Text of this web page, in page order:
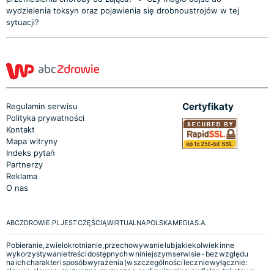
wydzielenia toksyn oraz pojawienia się drobnoustrojów w tej
sytuacji?
Regulamin serwisu
Polityka prywatności
Kontakt
Mapa witryny
Indeks pytań
Partnerzy
Reklama
O nas
Certyfikaty
ABCZDROWIE.PL JEST CZĘŚCIĄ WIRTUALNA POLSKA MEDIA S.A.
Pobieranie, zwielokrotnianie, przechowywanie lub jakiekolwiek inne
wykorzystywanie treści dostępnych w niniejszym serwisie - bez względu
na ich charakter i sposób wyrażenia (w szczególności lecz nie wyłącznie: